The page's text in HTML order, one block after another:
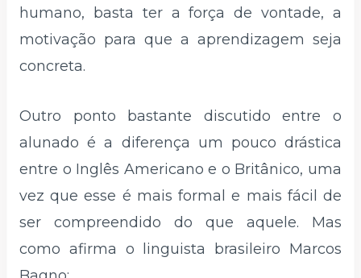
humano, basta ter a força de vontade, a
motivação para que a aprendizagem seja
concreta.
Outro ponto bastante discutido entre o
alunado é a diferença um pouco drástica
entre o Inglês Americano e o Britânico, uma
vez que esse é mais formal e mais fácil de
ser compreendido do que aquele. Mas
como afirma o linguista brasileiro Marcos